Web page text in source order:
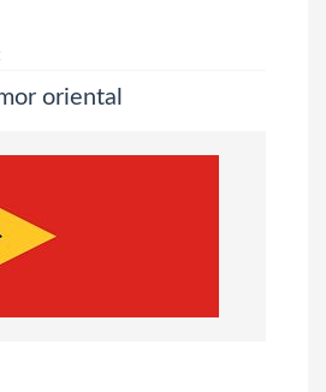
oriental